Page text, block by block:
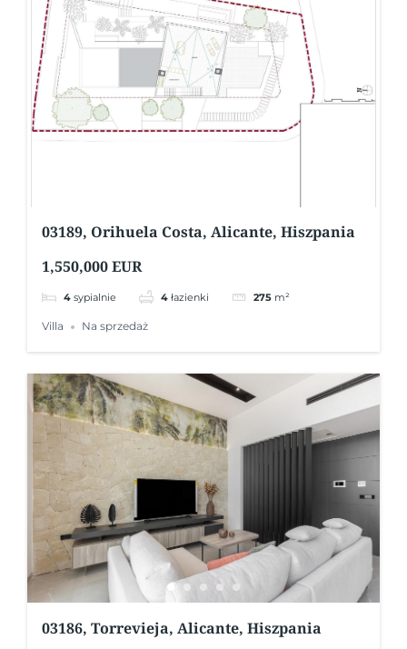
03189, Orihuela Costa, Alicante, Hiszpania
1,550,000 EUR
4 sypialnie 4 łazienki 275 m²
Villa Na sprzedaż
03186, Torrevieja, Alicante, Hiszpania